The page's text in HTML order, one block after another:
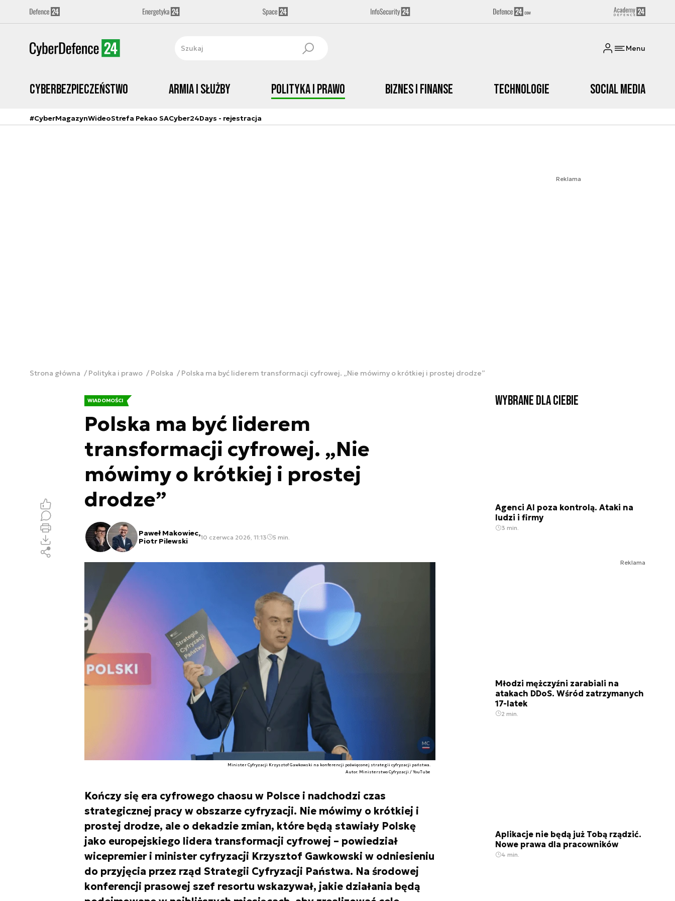
Menu
Cyberbezpieczeństwo Armia i Służby Polityka i prawo Biznes i Finanse Technologie Social media
#CyberMagazynWideoStrefa Pekao SACyber24Days - rejestracja
Reklama
Strona główna Polityka i prawo Polska Polska ma być liderem transformacji cyfrowej. „Nie mówimy o krótkiej i prostej drodze”
WIADOMOŚCI
Polska ma być liderem
transformacji cyfrowej. „Nie
mówimy o krótkiej i prostej
drodze”
Paweł Makowiec,
Piotr Pilewski
10 czerwca 2026, 11:13 5 min.
Minister Cyfryzacji Krzysztof Gawkowski na konferencji poświęconej strategii cyfryzacji państwa.
Autor. Ministerstwo Cyfryzacji / YouTube
Kończy się era cyfrowego chaosu w Polsce i nadchodzi czas
strategicznej pracy w obszarze cyfryzacji. Nie mówimy o krótkiej i
prostej drodze, ale o dekadzie zmian, które będą stawiały Polskę
jako europejskiego lidera transformacji cyfrowej – powiedział
wicepremier i minister cyfryzacji Krzysztof Gawkowski w odniesieniu
do przyjęcia przez rząd Strategii Cyfryzacji Państwa. Na środowej
konferencji prasowej szef resortu wskazywał, jakie działania będą
Wybrane dla Ciebie
Agenci AI poza kontrolą. Ataki na
ludzi i firmy
3 min.
Reklama
Młodzi mężczyźni zarabiali na
atakach DDoS. Wśród zatrzymanych
17-latek
2 min.
Aplikacje nie będą już Tobą rządzić.
Nowe prawa dla pracowników
4 min.